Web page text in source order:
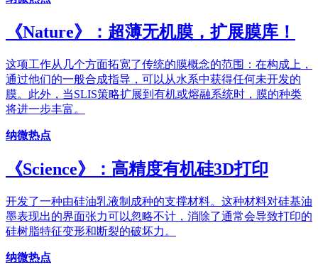
《Nature》：超薄无机膜，扩展膜库！
这项工作从几个方面拓宽了传统的膜概念的范围：在构成上，
通过他们的一般合成指导，可以从水系中获得任何未开发的
膜。此外，当SLIS策略扩展到有机或熔融系统时，膜的种类
将进一步丰富。
纳微热点
《Science》：高精度有机硅3D打印
开发了一种由硅油乳液制成种的支撑材料。这种材料对硅基油
墨表现出的界面张力可以忽略不计，消除了通常会导致打印的
硅树脂特征变形和断裂的破坏力。
纳微热点